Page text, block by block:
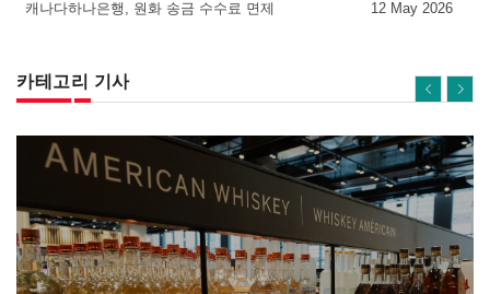
캐나다하나은행, 원화 송금 수수료 면제 12 May 2026
카테고리 기사